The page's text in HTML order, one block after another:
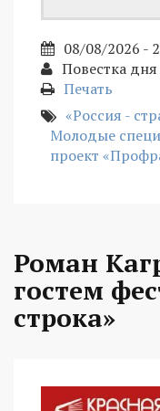
08/08/2026 -
Повестка дня
Печать
«Россия -
Молодые
проект
Роман
гостем
строка»